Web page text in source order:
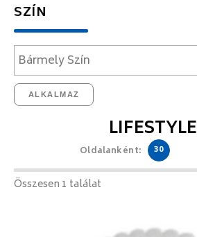
SZÍN
ALKALMAZ
LIFESTYLE
Oldalanként: 30
Összesen 1 találat